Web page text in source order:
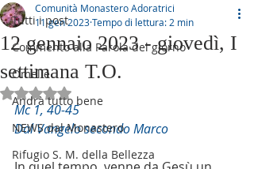
Tutti i post
Commento alla Parola del giorno
Omelie
Andrà tutto bene
NEWS dal Monastero
Rifugio S. M. della Bellezza
12 gennaio 2023 - giovedì, I
settimana T.O.
Comunità Monastero Adoratrici
11 gen 2023Tempo di lettura: 2 min
Valutazione NaN stelle su 5.
Mc 1, 40-45
Dal Vangelo secondo Marco